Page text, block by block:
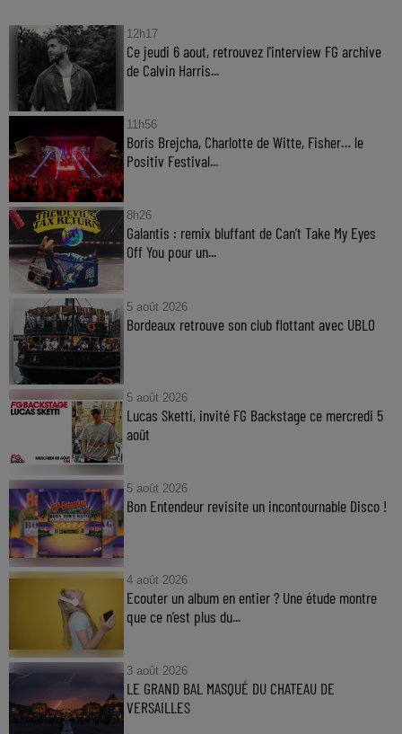
12h17
Ce jeudi 6 aout, retrouvez l'interview FG archive
de Calvin Harris...
11h56
Boris Brejcha, Charlotte de Witte, Fisher… le
Positiv Festival...
8h26
Galantis : remix bluffant de Can’t Take My Eyes
Off You pour un...
5 août 2026
Bordeaux retrouve son club flottant avec UBLO
5 août 2026
Lucas Sketti, invité FG Backstage ce mercredi 5
août
5 août 2026
Bon Entendeur revisite un incontournable Disco !
4 août 2026
Ecouter un album en entier ? Une étude montre
que ce n’est plus du...
3 août 2026
LE GRAND BAL MASQUÉ DU CHATEAU DE
VERSAILLES